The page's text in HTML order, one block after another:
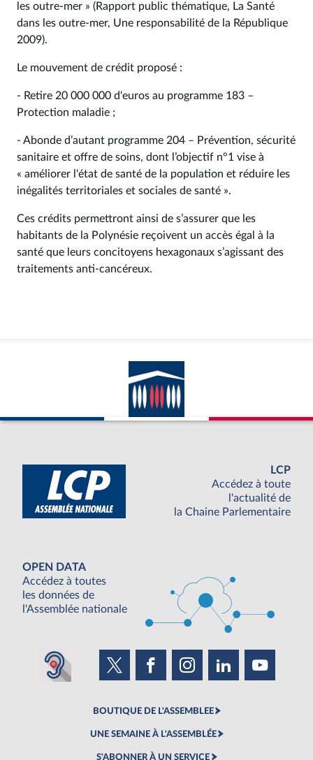
les outre-mer » (Rapport public thématique, La Santé
dans les outre-mer, Une responsabilité de la République
2009).
Le mouvement de crédit proposé :
- Retire 20 000 000 d'euros au programme 183 –
Protection maladie ;
- Abonde d’autant programme 204 – Prévention, sécurité
sanitaire et offre de soins, dont l’objectif n°1 vise à
« améliorer l'état de santé de la population et réduire les
inégalités territoriales et sociales de santé ».
Ces crédits permettront ainsi de s’assurer que les
habitants de la Polynésie reçoivent un accès égal à la
santé que leurs concitoyens hexagonaux s’agissant des
traitements anti-cancéreux.
LCP
Accédez à toute
l'actualité de
la Chaine Parlementaire
OPEN DATA
Accédez à toutes
les données de
l'Assemblée nationale
BOUTIQUE DE L'ASSEMBLEE
UNE SEMAINE À L'ASSEMBLÉE
S'ABONNER À UN SERVICE